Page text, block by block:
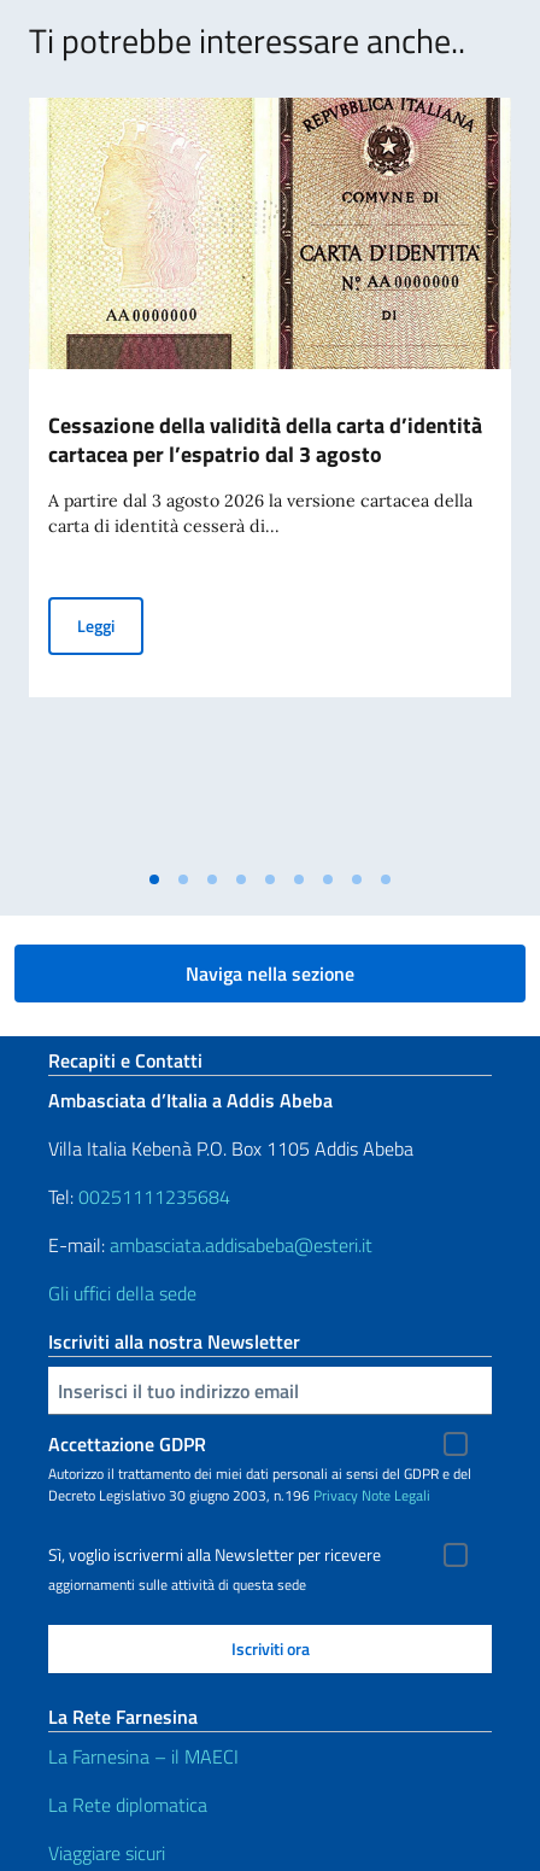
Ti potrebbe interessare anche..
Cessazione della validità della carta d’identità
cartacea per l’espatrio dal 3 agosto
A partire dal 3 agosto 2026 la versione cartacea della
carta di identità cesserà di...
LeggiCessazione della validità della carta d’identità cartacea
Naviga nella sezione
Sezione footer
Recapiti e Contatti
Ambasciata d’Italia a Addis Abeba
Villa Italia Kebenà P.O. Box 1105 Addis Abeba
Tel:00251111235684
E-mail:ambasciata.addisabeba@esteri.it
Gli uffici della sede
Iscriviti alla nostra Newsletter
Inserisci la tua email
Accettazione GDPR
Autorizzo il trattamento dei miei dati personali ai sensi del GDPR e del
Decreto Legislativo 30 giugno 2003, n.196 Privacy Note Legali
Sì, voglio iscrivermi alla Newsletter per ricevere
aggiornamenti sulle attività di questa sede
La Rete Farnesina
La Farnesina – il MAECI
La Rete diplomatica
Viaggiare sicuri